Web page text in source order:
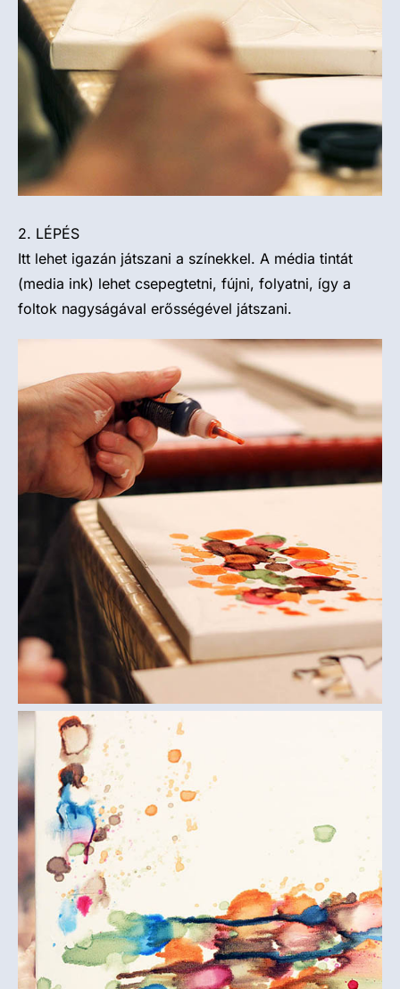
2. LÉPÉS
Itt lehet igazán játszani a színekkel. A média tintát
(media ink) lehet csepegtetni, fújni, folyatni, így a
foltok nagyságával erősségével játszani.